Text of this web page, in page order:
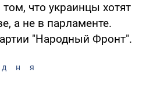
что украинцы хотят
а не в парламенте.
"Народный Фронт".